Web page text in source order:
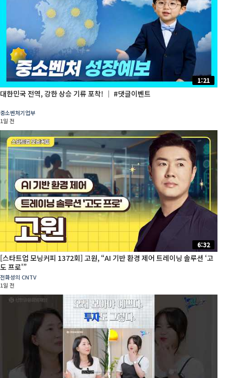
1:21
대한민국 전역, 강한 상승 기류 포착! │ #댓글이벤트
중소벤처기업부
1일 전
6:32
[스타트업 모닝커피 1372회] 고원, “AI 기반 환경 제어 트레이닝 솔루션 ‘고
도 프로'”
전화성의 CNTV
1일 전